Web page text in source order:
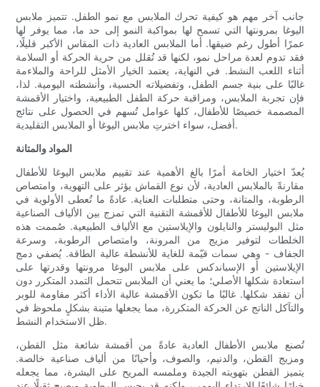
جانب آخر مهم هو كيفية تحرك الملابس مع نمو الطفل. تتميز ملابس
اليوغا بمرونتها التي تسمح لها بمواكبة النمو إلى حد ما، مما يوفر لها
عمرًا أطول رغم ضيقها. أما الملابس العادية ذات المقاس الأكبر قليلًا،
فقد تدوم لعدة مراحل نمو، لكنها قد تُقلل من حرية الحركة أو السلامة
أثناء اللعب النشط. في النهاية، يعتمد الخيار الأمثل للراحة والملاءمة
غالبًا على بنية جسم الطفل، وتفضيلاته الحسية، وأنشطته اليومية. لذا،
فإن تجربة الملابس، ومراقبة حركة الطفل الطبيعية، واختيار الأقمشة
المصممة خصيصًا للأطفال، كلها عوامل تُسهم في الحصول على نتائج
أفضل، سواء اخترتِ ملابس اليوغا أو الملابس التقليدية.
المواد والمتانة
يُعدّ اختيار الخامة أمرًا بالغ الأهمية عند تقييم ملابس اليوغا للأطفال
مقارنةً بالملابس العادية، لأن نوع القماش يؤثر على التهوية، وامتصاص
الرطوبة، والمتانة، وحتى متطلبات العناية. عادةً ما تُعطى الأولوية في
ملابس اليوغا للأطفال للأقمشة التقنية التي تمزج بين الألياف الصناعية
مثل البوليستر والنايلون والإيلاستين مع الألياف الطبيعية. صُممت هذه
الخلطات لتوفير مزيج من المرونة، وامتصاص الرطوبة، وسرعة
الجفاف - وهي سمات قيّمة للغاية للأنشطة عالية الطاقة. يُضفي دمج
الإيلاستين أو الإسباندكس على ملابس اليوغا مرونتها وقدرتها على
استعادة شكلها الأصلي؛ ما يعني أن الملابس تتحمل التمدد المتكرر دون
أن تفقد شكلها. غالبًا ما تكون الأقمشة عالية الأداء أكثر مقاومة للوبر
والتآكل الناتج عن الحركة المتكررة، مما يجعلها متينة بشكلٍ ملحوظ في
ظل الاستخدام النشط.
تُصنع ملابس الأطفال العادية عادةً من أقمشة شائعة مثل القطن،
ومزيج القطن، والدنيم، والصوف، وأحيانًا من ألياف صناعية خالصة.
يتميز القطن بتهويته الجيدة وملمسه المريح على البشرة، مما يجعله